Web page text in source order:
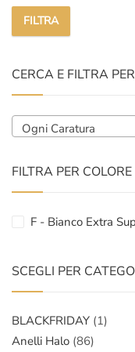
Prezzo
Prezzo
FILTRA
CERCA E FILTRA
Ogni Caratura
FILTRA PER COLORE
F - Bianco Extra
SCEGLI PER
BLACKFRIDAY (1)
Anelli Halo (86)